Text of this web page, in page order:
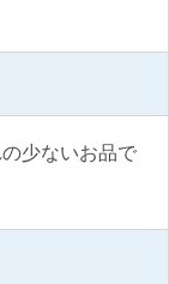
少ないお品で